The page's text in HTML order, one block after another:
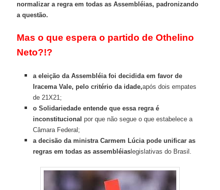
normalizar a regra em todas as Assembléias, padronizando
a questão.
Mas o que espera o partido de Othelino
Neto?!?
a eleição da Assembléia foi decidida em favor de
Iracema Vale, pelo critério da idade,após dois empates
de 21X21;
o Solidariedade entende que essa regra é
inconstitucional por que não segue o que estabelece a
Câmara Federal;
a decisão da ministra Carmem Lúcia pode unificar as
regras em todas as assembléiaslegislativas do Brasil.